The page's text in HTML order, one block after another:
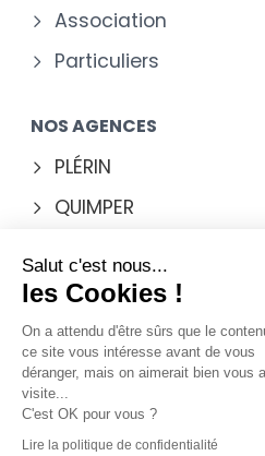
Association
Particuliers
NOS AGENCES
PLÉRIN
QUIMPER
VANNES
Mentions légales
Contact
Salut c'est nous...
les Cookies !
On a attendu d'être sûrs que le
ce site vous intéresse avant de vous
déranger, mais on aimerait bien vous
visite...
C'est OK pour vous ?
Lire la politique de confidentialité